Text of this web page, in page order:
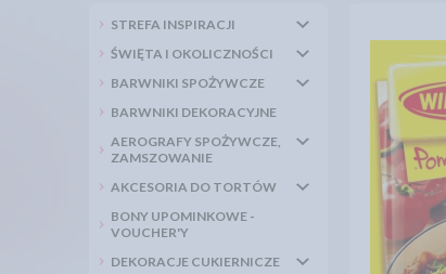
STREFA INSPIRACJI
ŚWIĘTA I OKOLICZNOŚCI
BARWNIKI SPOŻYWCZE
BARWNIKI DEKORACYJNE
AEROGRAFY SPOŻYWCZE,
ZAMSZOWANIE
AKCESORIA DO TORTÓW
BONY UPOMINKOWE -
VOUCHER'Y
DEKORACJE CUKIERNICZE